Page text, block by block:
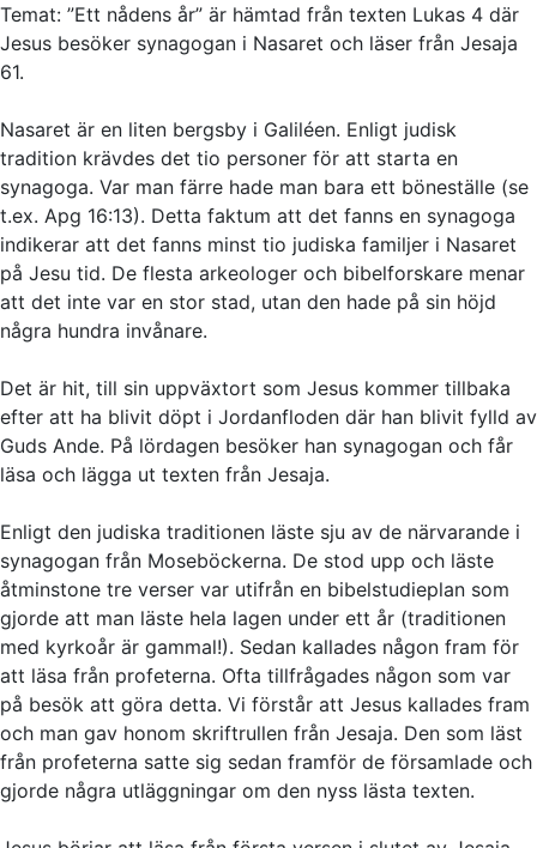
Temat: ”Ett nådens år” är hämtad från texten Lukas 4 där
Jesus besöker synagogan i Nasaret och läser från Jesaja
61.
Nasaret är en liten bergsby i Galiléen. Enligt judisk
tradition krävdes det tio personer för att starta en
synagoga. Var man färre hade man bara ett böneställe (se
t.ex. Apg 16:13). Detta faktum att det fanns en synagoga
indikerar att det fanns minst tio judiska familjer i Nasaret
på Jesu tid. De flesta arkeologer och bibelforskare menar
att det inte var en stor stad, utan den hade på sin höjd
några hundra invånare.
Det är hit, till sin uppväxtort som Jesus kommer tillbaka
efter att ha blivit döpt i Jordanfloden där han blivit fylld av
Guds Ande. På lördagen besöker han synagogan och får
läsa och lägga ut texten från Jesaja.
Enligt den judiska traditionen läste sju av de närvarande i
synagogan från Moseböckerna. De stod upp och läste
åtminstone tre verser var utifrån en bibelstudieplan som
gjorde att man läste hela lagen under ett år (traditionen
med kyrkoår är gammal!). Sedan kallades någon fram för
att läsa från profeterna. Ofta tillfrågades någon som var
på besök att göra detta. Vi förstår att Jesus kallades fram
och man gav honom skriftrullen från Jesaja. Den som läst
från profeterna satte sig sedan framför de församlade och
gjorde några utläggningar om den nyss lästa texten.